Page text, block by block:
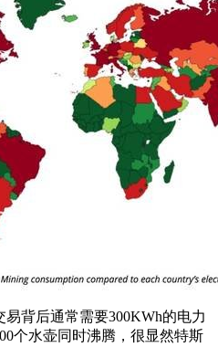
背后通常需要300KWh的电力
个水壶同时沸腾，很显然特斯